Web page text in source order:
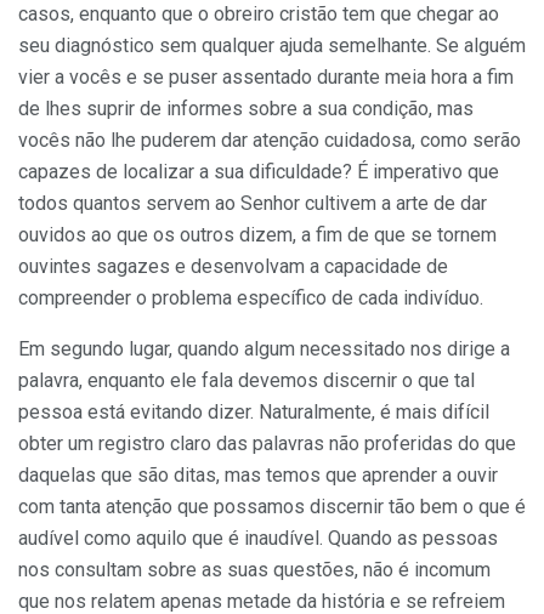
casos, enquanto que o obrei­ro cristão tem que chegar ao
seu diagnóstico sem qualquer ajuda semelhante. Se alguém
vier a vocês e se puser assentado durante meia hora a fim
de lhes suprir de informes sobre a sua condição, mas
vocês não lhe puderem dar atenção cuidadosa, como serão
capazes de localizar a sua dificuldade? É imperativo que
todos quantos servem ao Senhor cultivem a arte de dar
ouvidos ao que os outros dizem, a fim de que se tornem
ouvintes sagazes e desenvolvam a capaci­dade de
compreender o problema específico de ca­da indivíduo.
Em segundo lugar, quando algum necessitado nos dirige a
palavra, enquanto ele fala devemos discernir o que tal
pessoa está evitando dizer. Naturalmente, é mais difícil
obter um registro claro das palavras não proferidas do que
daquelas que são ditas, mas temos que aprender a ouvir
com tanta atenção que possamos discernir tão bem o que é
audível como aquilo que é inaudível. Quando as pessoas
nos consultam sobre as suas questões, não é incomum
que nos relatem apenas metade da história e se refreiem